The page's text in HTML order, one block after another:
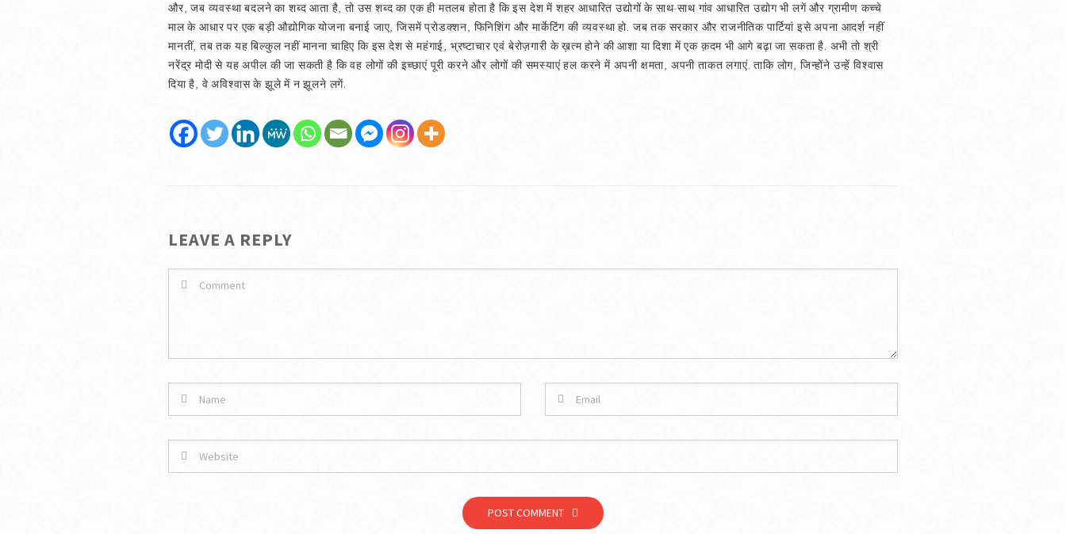
और, जब व्यवस्था बदलने का शब्द आता है, तो उस शब्द का एक ही मतलब होता है कि इस देश में शहर आधारित उद्योगों के साथ-साथ गांव आधारित उद्योग भी लगें और ग्रामीण कच्चे
माल के आधार पर एक बड़ी औद्योगिक योजना बनाई जाए, जिसमें प्रोडक्शन, फिनिशिंग और मार्केटिंग की व्यवस्था हो. जब तक सरकार और राजनीतिक पार्टियां इसे अपना आदर्श नहीं
मानतीं, तब तक यह बिल्कुल नहीं मानना चाहिए कि इस देश से महंगाई, भ्रष्टाचार एवं बेरोज़गारी के ख़त्म होने की आशा या दिशा में एक क़दम भी आगे बढ़ा जा सकता है. अभी तो श्री
नरेंद्र मोदी से यह अपील की जा सकती है कि वह लोगों की इच्छाएं पूरी करने और लोगों की समस्याएं हल करने में अपनी क्षमता, अपनी ताकत लगाएं. ताकि लोग, जिन्होंने उन्हें विश्‍वास
दिया है, वे अविश्‍वास के झूले में न झूलने लगें.
LEAVE A REPLY
POST COMMENT